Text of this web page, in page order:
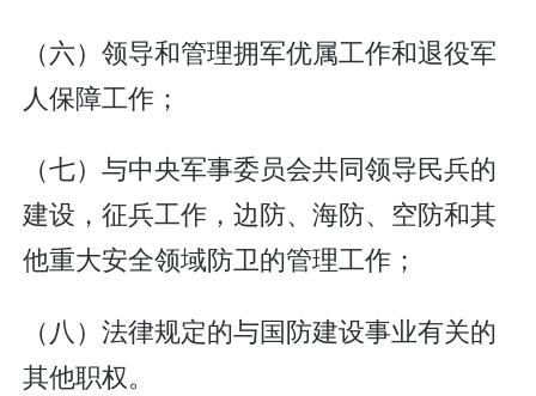
（六）领导和管理拥军优属工作和退役军
人保障工作；
（七）与中央军事委员会共同领导民兵的
建设，征兵工作，边防、海防、空防和其
他重大安全领域防卫的管理工作；
（八）法律规定的与国防建设事业有关的
其他职权。